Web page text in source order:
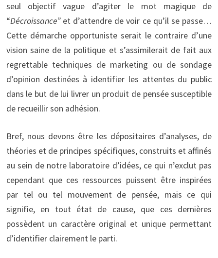
seul objectif vague d’agiter le mot magique de
“Décroissance”et d’attendre de voir ce qu’il se passe…
Cette démarche opportuniste serait le contraire d’une
vision saine de la politique et s’assimilerait de fait aux
regrettable techniques de marketing ou de sondage
d’opinion destinées à identifier les attentes du public
dans le but de lui livrer un produit de pensée susceptible
de recueillir son adhésion.
Bref, nous devons être les dépositaires d’analyses, de
théories et de principes spécifiques, construits et affinés
au sein de notre laboratoire d’idées, ce qui n’exclut pas
cependant que ces ressources puissent être inspirées
par tel ou tel mouvement de pensée, mais ce qui
signifie, en tout état de cause, que ces dernières
possèdent un caractère original et unique permettant
d’identifier clairement le parti.